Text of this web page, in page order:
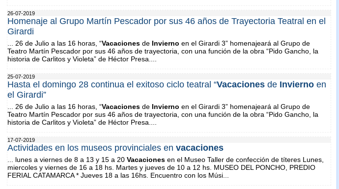
26-07-2019
Homenaje al Grupo Martín Pescador por sus 46 años de Trayectoria Teatral en el
Girardi
... 26 de Julio a las 16 horas, “Vacaciones de Invierno en el Girardi 3” homenajeará al Grupo de
Teatro Martín Pescador por sus 46 años de trayectoria, con una función de la obra “Pido Gancho, la
historia de Carlitos y Violeta” de Héctor Presa....
25-07-2019
Hasta el domingo 28 continua el exitoso ciclo teatral “Vacaciones de Invierno en
el Girardi”
... 26 de Julio a las 16 horas, “Vacaciones de Invierno en el Girardi 3” homenajeará al Grupo de
Teatro Martín Pescador por sus 46 años de trayectoria, con una función de la obra “Pido Gancho, la
historia de Carlitos y Violeta” de Héctor Presa....
17-07-2019
Actividades en los museos provinciales en vacaciones
... lunes a viernes de 8 a 13 y 15 a 20 Vacaciones en el Museo Taller de confección de títeres Lunes,
miercoles y viernes de 16 a 18 hs. Martes y jueves de 10 a 12 hs. MUSEO DEL PONCHO, PREDIO
FERIAL CATAMARCA * Jueves 18 a las 16hs. Encuentro con los Músi...